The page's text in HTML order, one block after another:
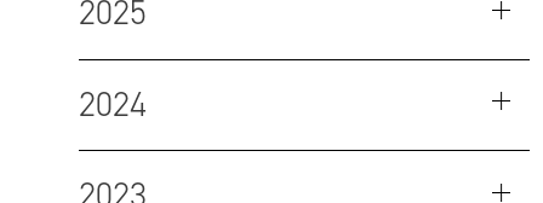
2025
2024